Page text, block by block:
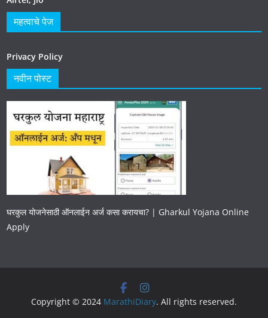
महत्वाचे पेज
Privacy Policy
नवीन पोस्ट
घरकुल योजनेसाठी ऑनलाईन अर्ज कसा करायचा? | Gharkul Yojana Online
Apply
Copyright © 2024 MarathiDiary. All rights reserved.